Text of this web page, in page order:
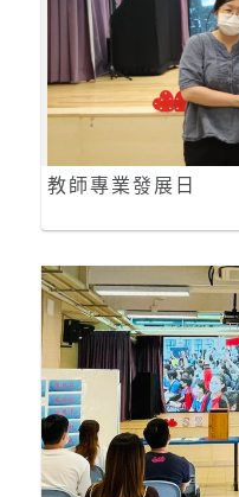
教師專業發展日